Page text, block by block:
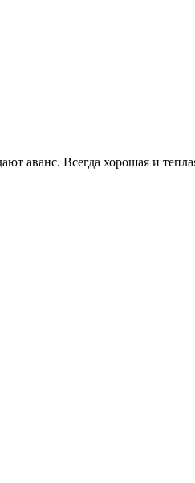
аванс. Всегда хорошая и